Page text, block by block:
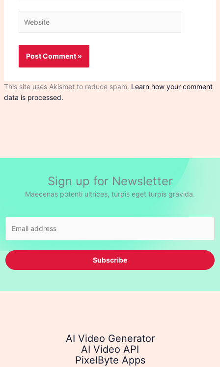
This site uses Akismet to reduce spam. Learn how your comment
data is processed.
Sign up for Newsletter
Maecenas potenti ultrices, turpis eget turpis gravida.
Subscribe
AI Video Generator
AI Video API
PixelByte Apps